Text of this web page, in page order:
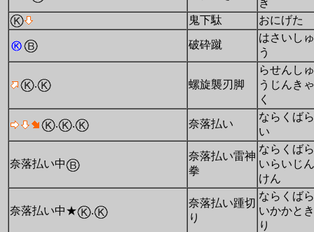
き
鬼下駄
おにげた
破砕蹴
はさいしゅ
う
. 螺旋襲刃脚
らせんしゅ
うじんきゃ
く
. . 奈落払い
ならくばら
い
奈落払い中
奈落払い雷神
拳
ならくばら
いらいじん
けん
奈落払い中★ .
奈落払い踵切
り
ならくばら
いかかとき
り